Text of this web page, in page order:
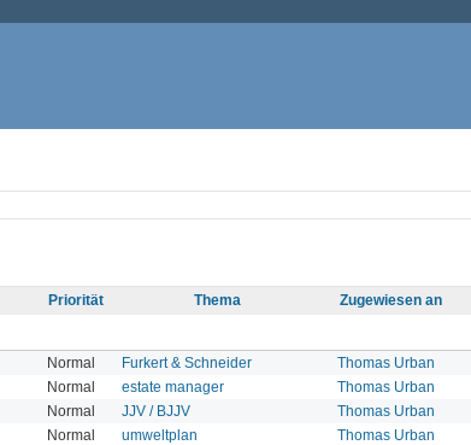
Priorität Thema Zugewiesen an
Normal Furkert & Schneider Thomas Urban
Normal estate manager Thomas Urban
Normal JJV / BJJV Thomas Urban
Normal umweltplan Thomas Urban